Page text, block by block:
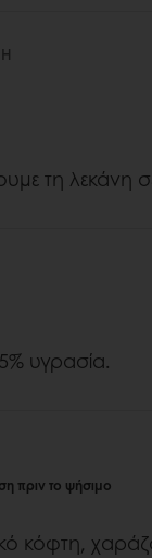
τη λεκάνη
υγρασία.
πριν το ψήσιμο
κόφτη,